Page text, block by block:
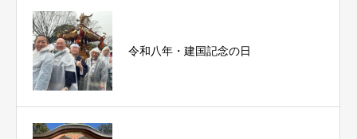
令和八年・建国記念の日